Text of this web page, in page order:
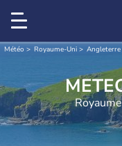
Météo Royaume-Uni Angleterre